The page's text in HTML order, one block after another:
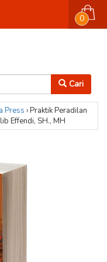
Cari
0
Press ›Praktik Peradilan
Effendi, SH., MH